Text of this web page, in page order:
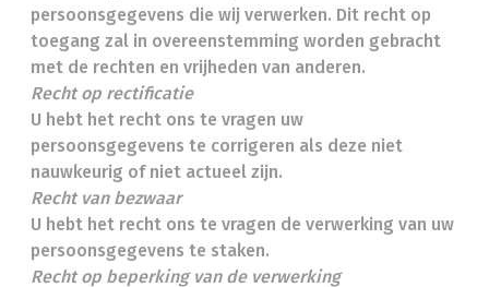
persoonsgegevens die wij verwerken. Dit recht op
toegang zal in overeenstemming worden gebracht
met de rechten en vrijheden van anderen.
Recht op rectificatie
U hebt het recht ons te vragen uw
persoonsgegevens te corrigeren als deze niet
nauwkeurig of niet actueel zijn.
Recht van bezwaar
U hebt het recht ons te vragen de verwerking van uw
persoonsgegevens te staken.
Recht op beperking van de verwerking